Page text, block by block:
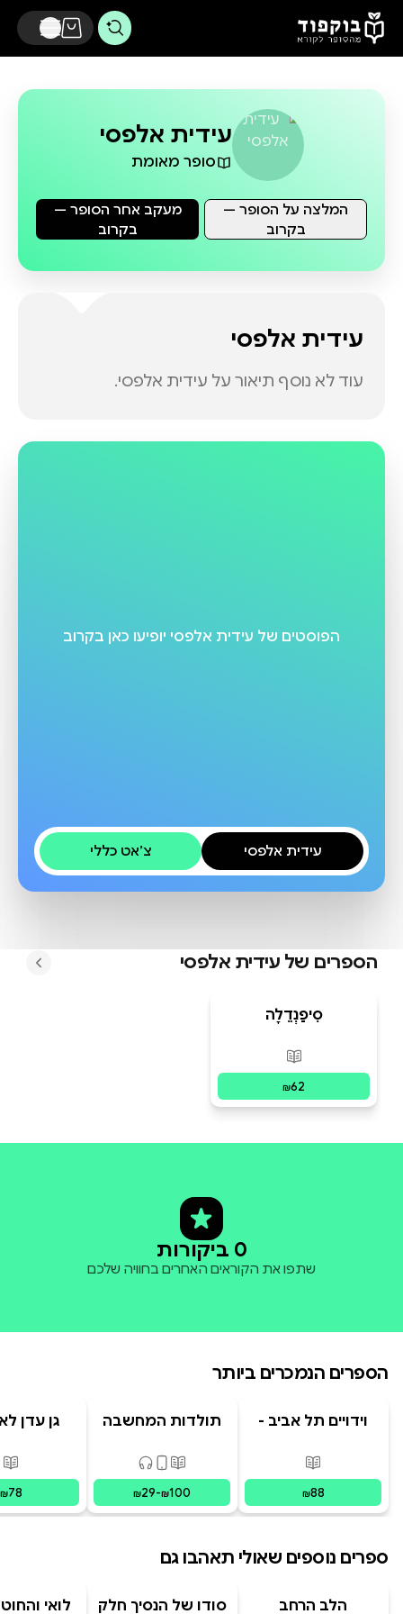
דלג לתוכן הראשי
עידית אלפסי
סופר מאומת
מעקב אחר הסופר —
בקרוב
המלצה על הסופר —
בקרוב
עידית אלפסי
עוד לא נוסף תיאור על עידית אלפסי.
הפוסטים של עידית אלפסי יופיעו כאן בקרוב
עידית אלפסי צ׳אט כללי
הספרים של עידית אלפסי
סִיפַנְדֵלָה
פורמטים זמינים
₪62
0 ביקורות
שתפו את הקוראים האחרים בחוויה שלכם
הספרים הנמכרים ביותר
וידויים תל אביב -
פורמטים זמינים
מודפס
₪88
תולדות המחשבה
פורמטים זמינים
מודפס,
₪29-₪100
גן עדן
₪78
ספרים נוספים שאולי תאהבו גם
הלב הרחב
סודו של הנסיך חלק
לואי